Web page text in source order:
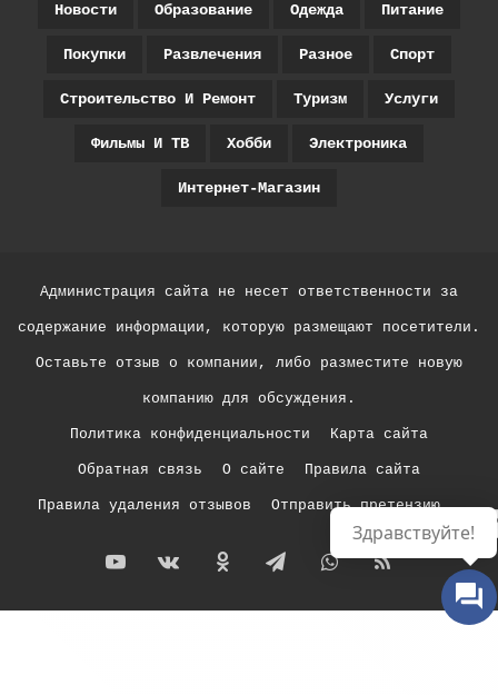
Новости Образование Одежда Питание
Покупки Развлечения Разное Спорт
Строительство И Ремонт Туризм Услуги
Фильмы И ТВ Хобби Электроника
Интернет-Магазин
Администрация сайта не несет ответственности за
содержание информации, которую размещают посетители.
Оставьте отзыв о компании, либо разместите новую
компанию для обсуждения.
Политика конфиденциальности Карта сайта
Обратная связь О сайте Правила сайта
Правила удаления отзывов
Отправить претензию
YouTubevk.comОдноклассники
TelegramWhatsApp
RSS
Здравствуйте!